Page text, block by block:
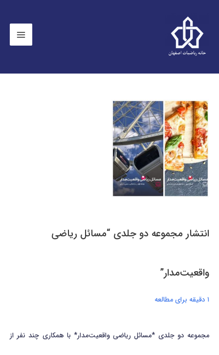
انتشار مجموعه دو جلدی “مسائل ریاضی
واقعیت‌مدار”
۱ دقیقه برای مطالعه
مجموعه دو جلدی *مسائل ریاضی واقعیت‌مدار* با همکاری چند نفر از